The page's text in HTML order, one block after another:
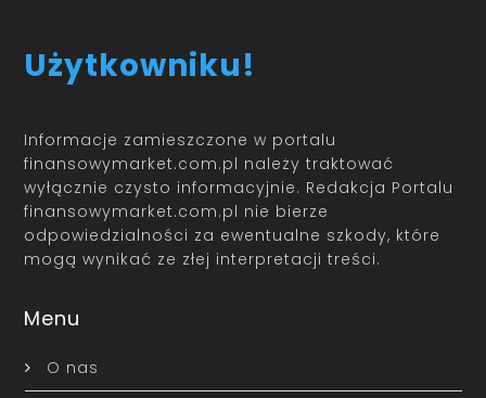
Użytkowniku!
Informacje zamieszczone w portalu
finansowymarket.com.pl należy traktować
wyłącznie czysto informacyjnie. Redakcja Portalu
finansowymarket.com.pl nie bierze
odpowiedzialności za ewentualne szkody, które
mogą wynikać ze złej interpretacji treści.
Menu
O nas